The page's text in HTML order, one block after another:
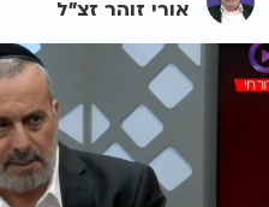
אורי זוהר זצ"ל